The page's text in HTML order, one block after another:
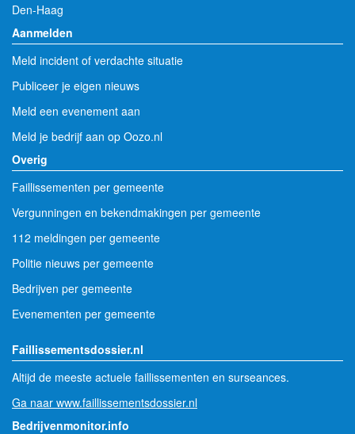
Den-Haag
Aanmelden
Meld incident of verdachte situatie
Publiceer je eigen nieuws
Meld een evenement aan
Meld je bedrijf aan op Oozo.nl
Overig
Faillissementen per gemeente
Vergunningen en bekendmakingen per gemeente
112 meldingen per gemeente
Politie nieuws per gemeente
Bedrijven per gemeente
Evenementen per gemeente
Faillissementsdossier.nl
Altijd de meeste actuele faillissementen en surseances.
Ga naar www.faillissementsdossier.nl
Bedrijvenmonitor.info